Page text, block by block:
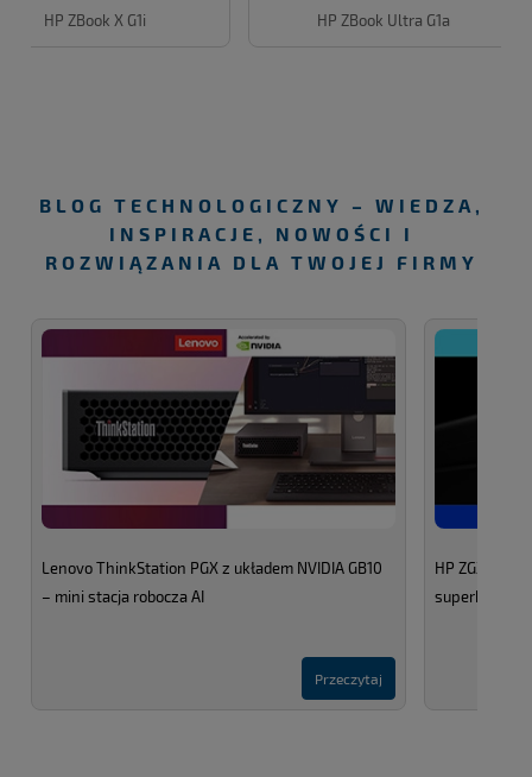
ZBook X G1i HP ZBook Ultra G1a
BLOG TECHNOLOGICZNY – WIEDZA,
INSPIRACJE, NOWOŚCI I
ROZWIĄZANIA DLA TWOJEJ FIRMY
Lenovo ThinkStation PGX z układem NVIDIA GB10
– mini stacja robocza AI
Przeczytaj
HP ZGX